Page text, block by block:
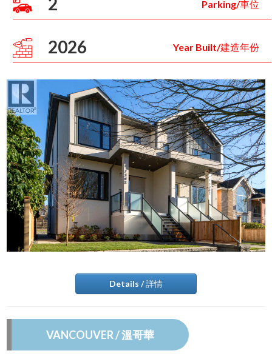
Parking/車位
2026 Year Built/建造年份
Details / 詳情
VANCOUVER / 溫哥華